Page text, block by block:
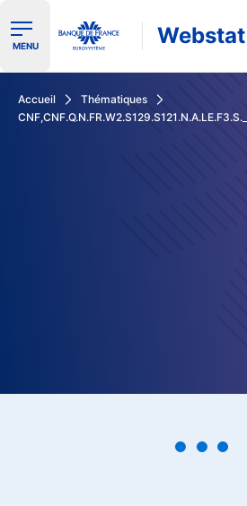
Ouvrir le menu de navigation
MENU Webstat
Accueil
Thématiques